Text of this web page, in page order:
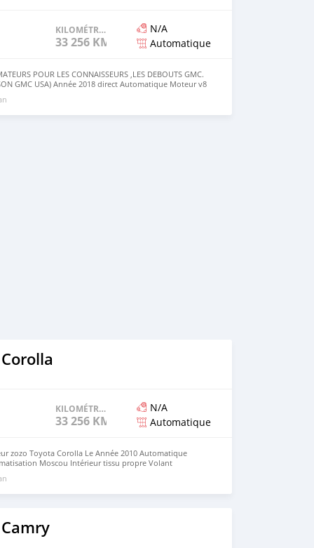
KILOMÉTRAGE
33 256 KM
N/A
Automatique
POUR LES CONNAISSEURS ,LES DEBOUTS GMC.
GMC USA) Année 2018 direct Automatique Moteur v8
bi-zone Intérieur tissu crêpes Navigation d'origine
de 360⁰ pour routes ODO :105.375 07 places
Peinture d'origine Phare Led Serie BR Prix
KILOMÉTRAGE
33 256 KM
N/A
Automatique
zozo Toyota Corolla Le Année 2010 Automatique
Moscou Intérieur tissu propre Volant
intégré Peinture d'origine Série CE Gente Alu Phares
légèrement Dossier codirect très maîtrisé
et appel+229/96/99/35/28